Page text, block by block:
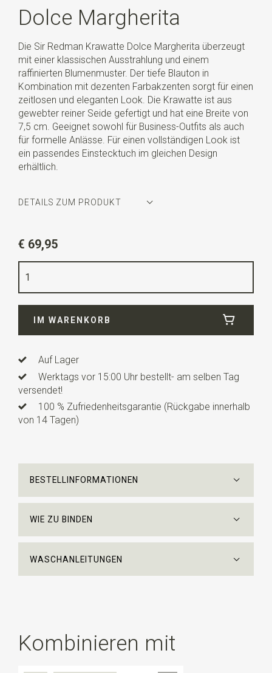
Dolce Margherita
Die Sir Redman Krawatte Dolce Margherita überzeugt
mit einer klassischen Ausstrahlung und einem
raffinierten Blumenmuster. Der tiefe Blauton in
Kombination mit dezenten Farbakzenten sorgt für einen
zeitlosen und eleganten Look. Die Krawatte ist aus
gewebter reiner Seide gefertigt und hat eine Breite von
7,5 cm. Geeignet sowohl für Business-Outfits als auch
für formelle Anlässe. Für einen vollständigen Look ist
ein passendes Einstecktuch im gleichen Design
erhältlich.
DETAILS ZUM PRODUKT
Farbe
Qualität
Länge ca. 148 cm
€ 69,95
IM WARENKORB
Auf Lager
Werktags vor 15:00 Uhr bestellt- am selben Tag
versendet!
100 % Zufriedenheitsgarantie (Rückgabe innerhalb
von 14 Tagen)
BESTELLINFORMATIONEN
WIE ZU BINDEN
WASCHANLEITUNGEN
Kombinieren mit